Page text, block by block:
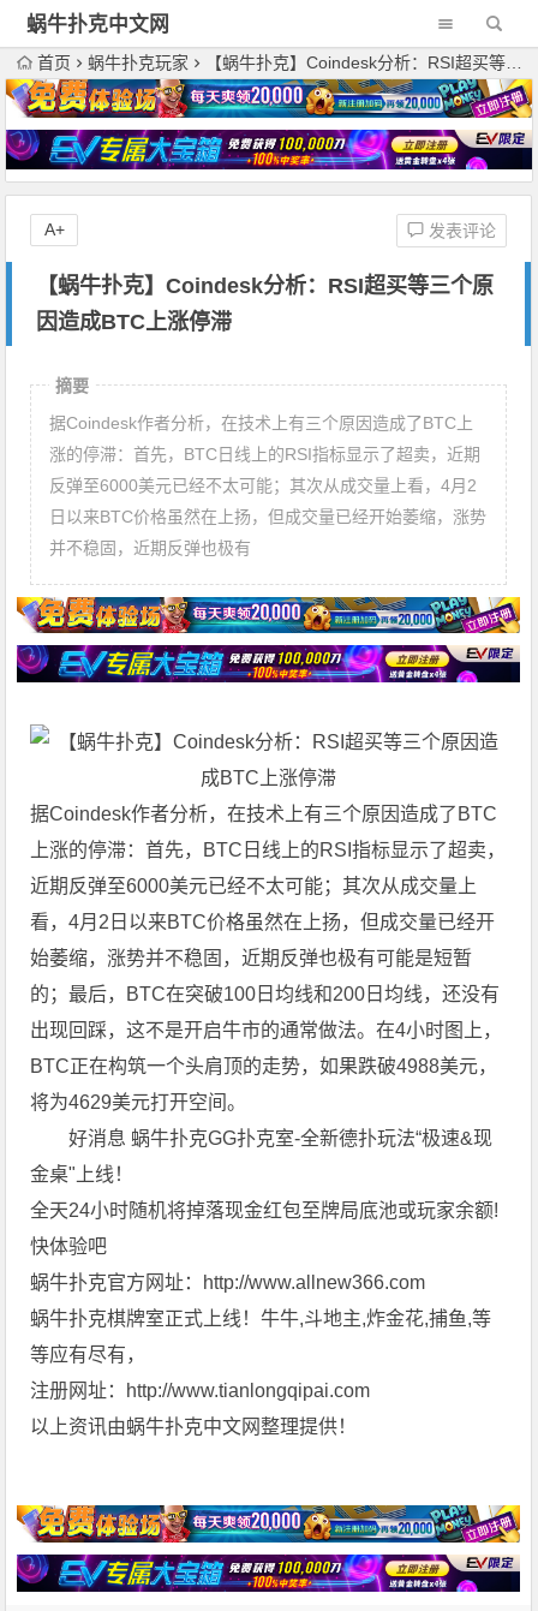
蜗牛扑克中文网
首页 蜗牛扑克玩家 【蜗牛扑克】Coindesk分析：RSI超买等三个原因造成BTC上涨停滞
【蜗牛扑克】Coindesk分析：RSI超买等三个原
因造成BTC上涨停滞
发表评论
A+
摘要
据Coindesk作者分析，在技术上有三个原因造成了BTC上
涨的停滞：首先，BTC日线上的RSI指标显示了超卖，近期
反弹至6000美元已经不太可能；其次从成交量上看，4月2
日以来BTC价格虽然在上扬，但成交量已经开始萎缩，涨势
并不稳固，近期反弹也极有
据Coindesk作者分析，在技术上有三个原因造成了 BTC
上涨的停滞：首先，BTC日线上的RSI指标显示了超卖，
近期反弹至6000美元已经不太可能；其次从成交量上
看，4月2日以来BTC价格虽然在上扬，但成交量已经开
始萎缩，涨势并不稳固，近期反弹也极有可能是短暂
的；最后，BTC在突破100日均线和200日均线，还没有
出现回踩，这不是开启牛市的通常做法。在4小时图上，
BTC正在构筑一个头肩顶的走势，如果跌破4988美元，
将为4629美元打开空间。
好消息 蜗牛扑克GG扑克室-全新德扑玩法“极速&现
金桌"上线！
全天24小时随机将掉落现金红包至牌局底池或玩家余额!
快体验吧
蜗牛扑克官方网址：http://www.allnew366.com
蜗牛扑克棋牌室正式上线！牛牛,斗地主,炸金花,捕鱼,等
等应有尽有，
注册网址：http://www.tianlongqipai.com
以上资讯由蜗牛扑克中文网整理提供！